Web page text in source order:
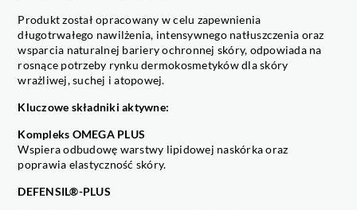
Produkt został opracowany w celu zapewnienia
długotrwałego nawilżenia, intensywnego natłuszczenia oraz
wsparcia naturalnej bariery ochronnej skóry, odpowiada na
rosnące potrzeby rynku dermokosmetyków dla skóry
wrażliwej, suchej i atopowej.
Kluczowe składniki aktywne:
Kompleks OMEGA PLUS
Wspiera odbudowę warstwy lipidowej naskórka oraz
poprawia elastyczność skóry.
DEFENSIL®-PLUS